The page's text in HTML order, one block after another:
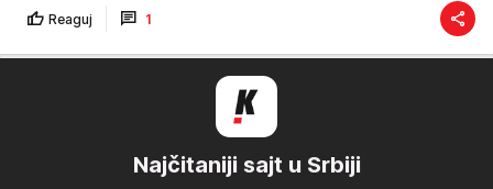
Reaguj 1
Najčitaniji sajt u Srbiji